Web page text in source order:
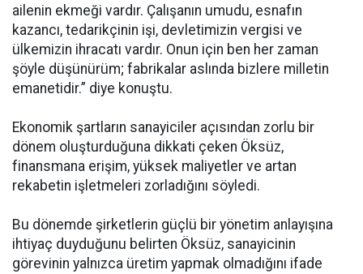
ailenin ekmeği vardır. Çalışanın umudu, esnafın
kazancı, tedarikçinin işi, devletimizin vergisi ve
ülkemizin ihracatı vardır. Onun için ben her zaman
şöyle düşünürüm; fabrikalar aslında bizlere milletin
emanetidir.” diye konuştu.
Ekonomik şartların sanayiciler açısından zorlu bir
dönem oluşturduğuna dikkati çeken Öksüz,
finansmana erişim, yüksek maliyetler ve artan
rekabetin işletmeleri zorladığını söyledi.
Bu dönemde şirketlerin güçlü bir yönetim anlayışına
ihtiyaç duyduğunu belirten Öksüz, sanayicinin
görevinin yalnızca üretim yapmak olmadığını ifade